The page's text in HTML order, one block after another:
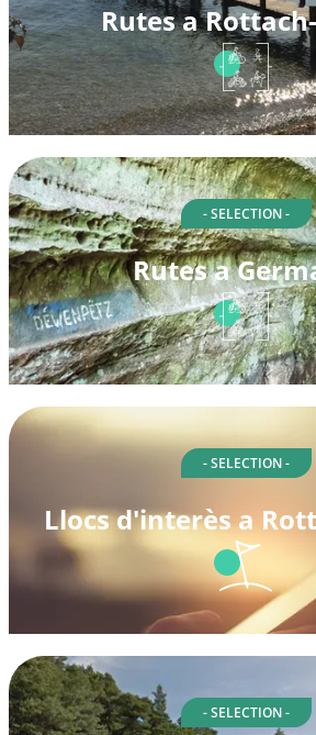
Rutes a
- SELECTION -
Rutes a
- SELECTION -
Llocs d'interès a
- SELECTION -